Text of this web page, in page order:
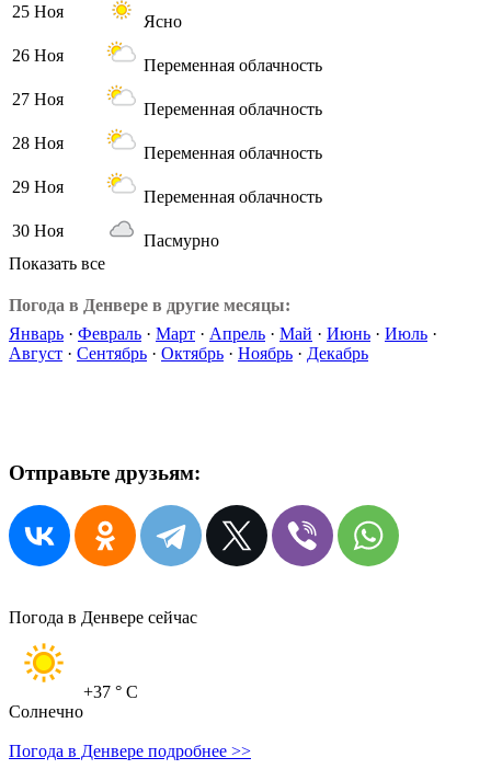
25 Ноя
Ясно
26 Ноя
Переменная облачность
27 Ноя
Переменная облачность
28 Ноя
Переменная облачность
29 Ноя
Переменная облачность
30 Ноя
Пасмурно
Показать все
Погода в Денвере в другие месяцы:
Январь · Февраль · Март · Апрель · Май · Июнь · Июль ·
Август · Сентябрь · Октябрь · Ноябрь · Декабрь
Отправьте друзьям:
Погода в Денвере сейчас
+37 ° C
Солнечно
Погода в Денвере подробнее >>